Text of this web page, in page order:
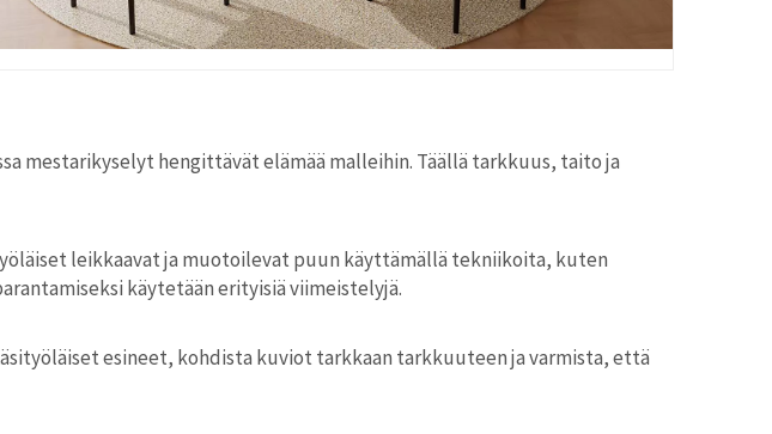
mestarikyselyt hengittävät elämää malleihin. Täällä tarkkuus, taito ja
leikkaavat ja muotoilevat puun käyttämällä tekniikoita, kuten
käytetään erityisiä viimeistelyjä.
esineet, kohdista kuviot tarkkaan tarkkuuteen ja varmista, että